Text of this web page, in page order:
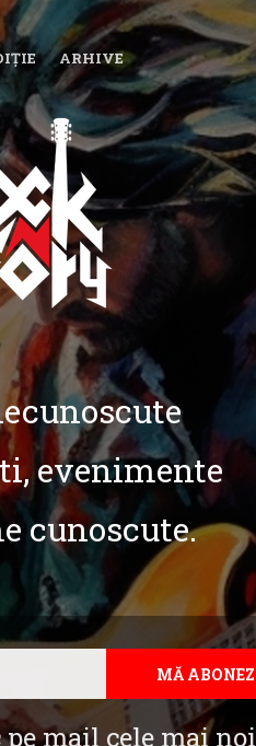
ARHIVE
evenimente
cunoscute.
MĂ ABONEZ
mail cele mai noi